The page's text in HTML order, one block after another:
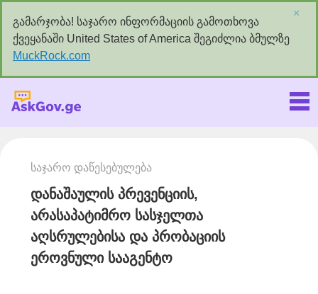
გამარჯობა! საჯარო ინფორმაციის გამოთხოვა
ქვეყანაში United States of America შეგიძლია ბმულზე
MuckRock.com
×
საჯარო დაწესებულება
დანაშაულის პრევენციის,
არასაპატიმრო სასჯელთა
აღსრულებისა და პრობაციის
ეროვნული სააგენტო